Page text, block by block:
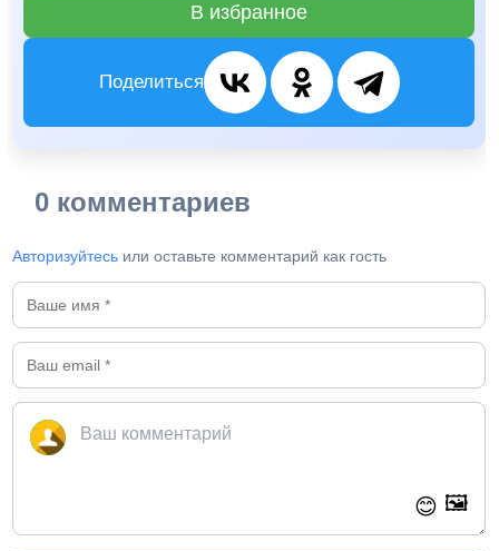
В избранное
Поделиться
0 комментариев
Авторизуйтесь или оставьте комментарий как гость
😊 🖼️